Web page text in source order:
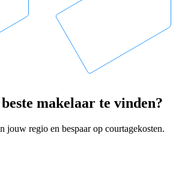
makelaar te vinden?
jouw regio en bespaar op courtagekosten.